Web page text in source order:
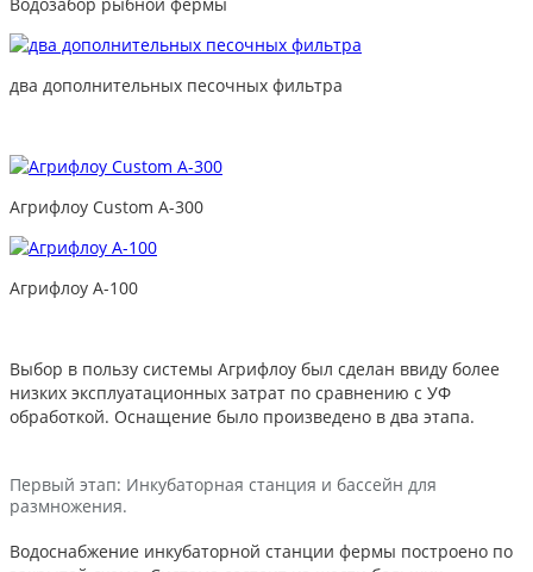
два дополнительных песочных фильтра
Агрифлоу Custom A-300
Агрифлоу A-100
Выбор в пользу системы Агрифлоу был сделан ввиду более
низких эксплуатационных затрат по сравнению с УФ
обработкой. Оснащение было произведено в два этапа.
Первый этап: Инкубаторная станция и бассейн для
размножения.
Водоснабжение инкубаторной станции фермы построено по